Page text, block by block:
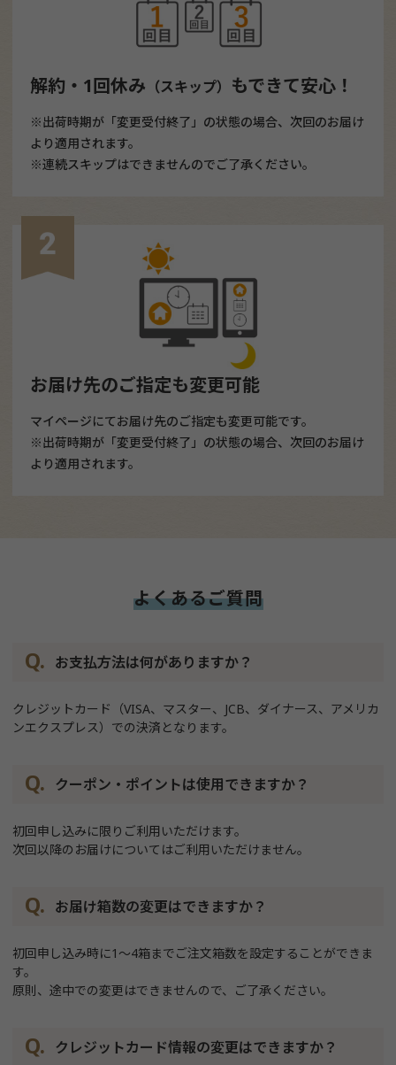
解約・1回休み （スキップ） もできて安心！
※出荷時期が「変更受付終了」の状態の場合、次回のお届け
より適用されます。
※連続スキップはできませんのでご了承ください。
お届け先のご指定も変更可能
マイページにてお届け先のご指定も変更可能です。
※出荷時期が「変更受付終了」の状態の場合、次回のお届け
より適用されます。
よくあるご質問
お支払方法は何がありますか？
クレジットカード（VISA、マスター、JCB、ダイナース、アメリカ
ンエクスプレス）での決済となります。
クーポン・ポイントは使用できますか？
初回申し込みに限りご利用いただけます。
次回以降のお届けについてはご利用いただけません。
お届け箱数の変更はできますか？
初回申し込み時に1～4箱までご注文箱数を設定することができま
す。
原則、途中での変更はできませんので、ご了承ください。
クレジットカード情報の変更はできますか？